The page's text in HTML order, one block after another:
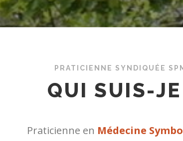
PRATICIENNE SYNDIQUÉE
QUI SUIS-JE
Praticienne en Médecine